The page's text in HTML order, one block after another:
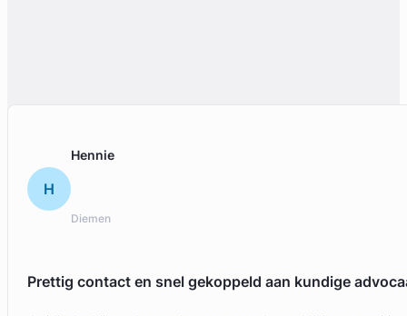
H
Hennie
Diemen
Prettig contact en snel gekoppeld aan kundige